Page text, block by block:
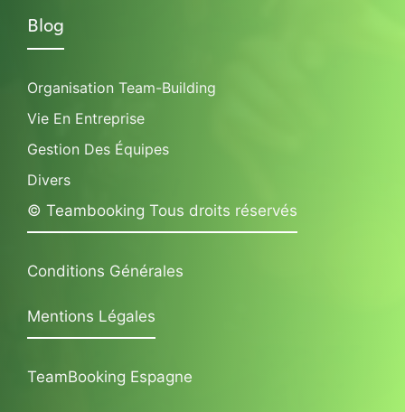
Blog
Organisation Team-Building
Vie En Entreprise
Gestion Des Équipes
Divers
© Teambooking Tous droits réservés
Conditions Générales
Mentions Légales
TeamBooking Espagne